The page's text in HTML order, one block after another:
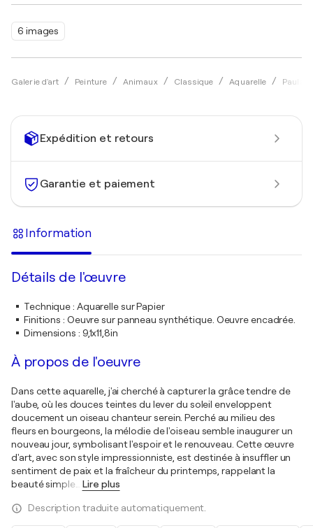
6 images
Galerie d'art Peinture Animaux Classique Aquarelle Paula
Expédition et retours
Garantie et paiement
Information
Détails de l'œuvre
Technique: Aquarelle sur Papier
Finitions : Oeuvre sur panneau synthétique. Oeuvre encadrée.
Dimensions : 9,1x11,8in
À propos de l'oeuvre
Dans cette aquarelle, j'ai cherché à capturer la grâce tendre de
l'aube, où les douces teintes du lever du soleil enveloppent
doucement un oiseau chanteur serein. Perché au milieu des
fleurs en bourgeons, la mélodie de l'oiseau semble inaugurer un
nouveau jour, symbolisant l'espoir et le renouveau. Cette œuvre
d'art, avec son style impressionniste, est destinée à insuffler un
sentiment de paix et la fraîcheur du printemps, rappelant la
beauté simple
Lire plus
Description traduite automatiquement.